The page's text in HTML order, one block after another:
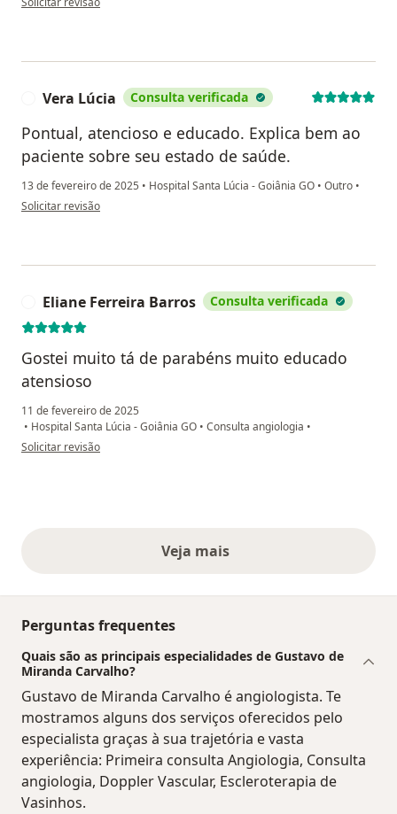
Vera Lúcia Consulta verificada
Pontual, atencioso e educado. Explica bem ao
paciente sobre seu estado de saúde.
13 de fevereiro de 2025 • Hospital Santa Lúcia - Goiânia GO • Outro •
na opinião do utilizador Vera Lúcia
Solicitar revisão
Eliane Ferreira Barros Consulta verificada
Gostei muito tá de parabéns muito educado
atensioso
11 de fevereiro de 2025
• Hospital Santa Lúcia - Goiânia GO • Consulta angiologia •
na opinião do utilizador Eliane Ferreira Barros
Solicitar revisão
Veja maisopiniões acima
Perguntas frequentes
Quais são as principais especialidades de Gustavo de
Miranda Carvalho?
Gustavo de Miranda Carvalho é angiologista. Te
mostramos alguns dos serviços oferecidos pelo
especialista graças à sua trajetória e vasta
experiência: Primeira consulta Angiologia, Consulta
angiologia, Doppler Vascular, Escleroterapia de
Vasinhos.